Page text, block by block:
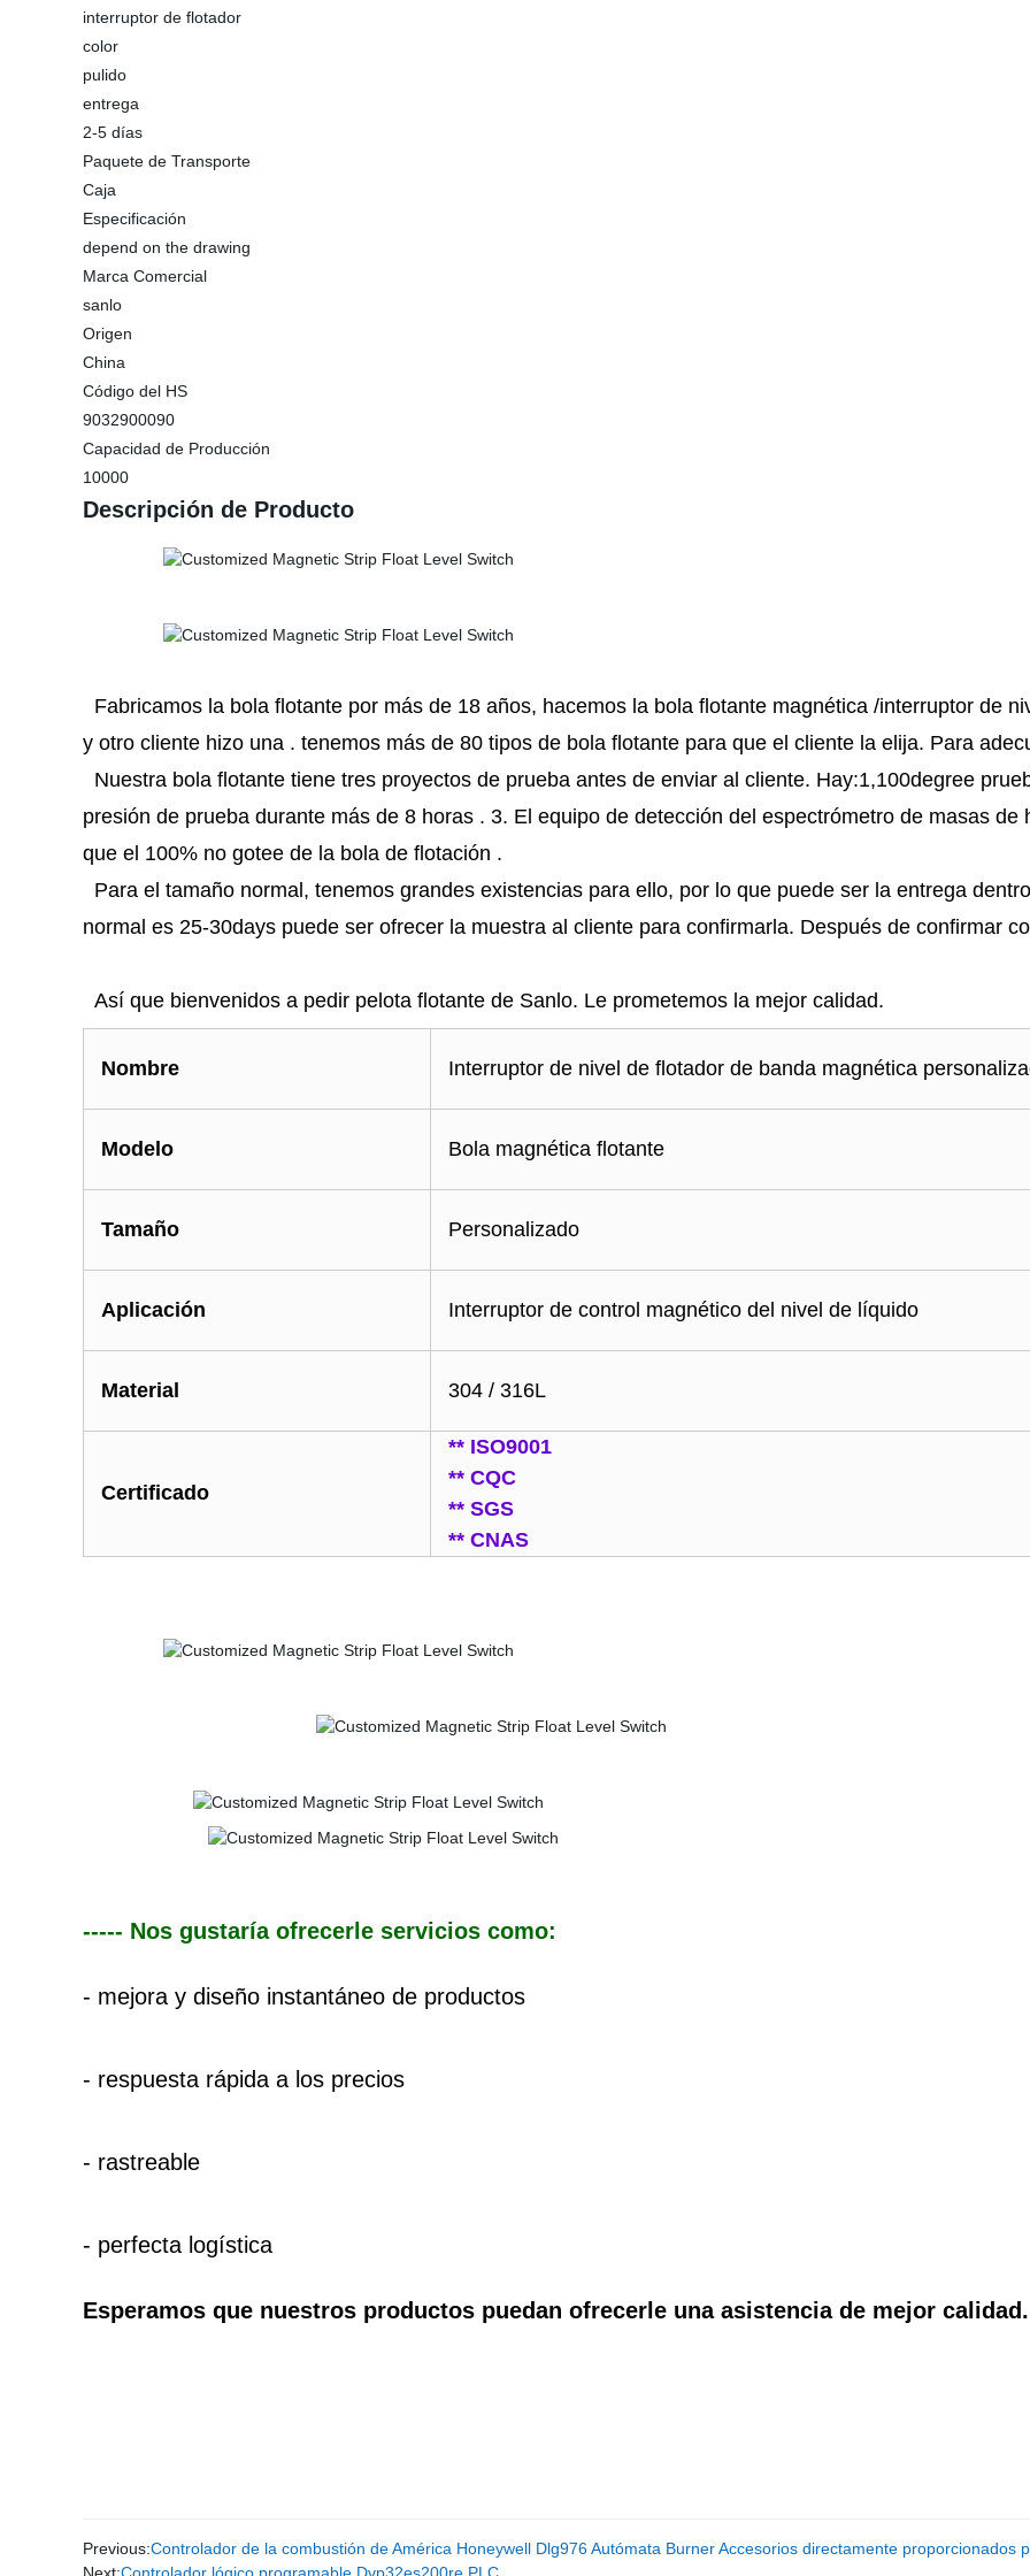
interruptor de flotador
color
pulido
entrega
2-5 días
Paquete de Transporte
Caja
Especificación
depend on the drawing
Marca Comercial
sanlo
Origen
China
Código del HS
9032900090
Capacidad de Producción
10000
Descripción de Producto
Fabricamos la bola flotante por más de 18 años, hacemos la bola flotante magnética /interruptor de
y otro cliente hizo una . tenemos más de 80 tipos de bola flotante para que el cliente la elija. Para
Nuestra bola flotante tiene tres proyectos de prueba antes de enviar al cliente. Hay:1,100degree
presión de prueba durante más de 8 horas . 3. El equipo de detección del espectrómetro de masas
que el 100% no gotee de la bola de flotación .
Para el tamaño normal, tenemos grandes existencias para ello, por lo que puede ser la entrega
normal es 25-30days puede ser ofrecer la muestra al cliente para confirmarla. Después de confirmar
Así que bienvenidos a pedir pelota flotante de Sanlo. Le prometemos la mejor calidad.
Nombre Interruptor de nivel de flotador de banda magnética
Modelo Bola magnética flotante
Tamaño Personalizado
Aplicación Interruptor de control magnético del nivel de líquido
Material 304 / 316L
Certificado
** ISO9001
** CQC
** SGS
** CNAS
----- Nos gustaría ofrecerle servicios como:
- mejora y diseño instantáneo de productos
- respuesta rápida a los precios
- rastreable
- perfecta logística
Esperamos que nuestros productos puedan ofrecerle una asistencia de mejor calidad.
Previous:Controlador de la combustión de América Honeywell Dlg976 Autómata Burner Accesorios directamente proporcionados